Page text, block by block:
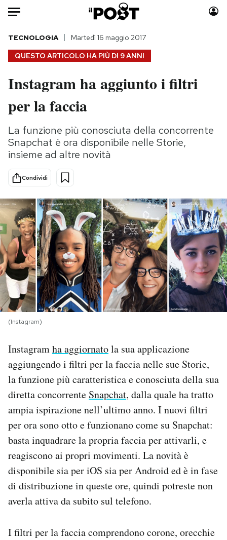
Auto
HOME
Italia
Politica
Tecnologia
Internet
Scienza
Cultura
Economia
Sport
Moda
Storie/Idee
Ok Boomer!
Mondiali calcio 2026
PODCAST
NEWSLETTER
I MIEI PREFERITI
SHOP
CALENDARIO
AREA PERSONALE
Area Personale
Newsletter
Notifiche mobile
Regala il Post
Hai bisogno di aiuto?
Esci
QUESTO ARTICOLO HA PIÙ DI 9 ANNI
TECNOLOGIA Martedì 16 maggio 2017
Instagram ha aggiunto i filtri
per la faccia
La funzione più conosciuta della concorrente
Snapchat è ora disponibile nelle Storie,
insieme ad altre novità
Condividi
(Instagram)
Instagramha aggiornatola sua applicazione
aggiungendo i filtri per la faccia nelle sue Storie,
la funzione più caratteristica e conosciuta della sua
diretta concorrente Snapchat, dalla quale ha tratto
ampia ispirazione nell’ultimo anno. I nuovi filtri
per ora sono otto e funzionano come su Snapchat:
basta inquadrare la propria faccia per attivarli, e
reagiscono ai propri movimenti. La novità è
disponibile sia per iOS sia per Android ed è in fase
di distribuzione in queste ore, quindi potreste non
averla attiva da subito sul telefono.
I filtri per la faccia comprendono corone, orecchie